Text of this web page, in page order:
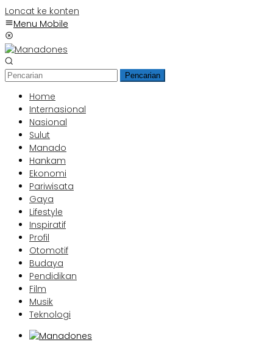
Loncat ke konten
Menu Mobile
Pencarian
Home
Internasional
Nasional
Sulut
Manado
Hankam
Ekonomi
Pariwisata
Gaya
Lifestyle
Inspiratif
Profil
Otomotif
Budaya
Pendidikan
Film
Musik
Teknologi